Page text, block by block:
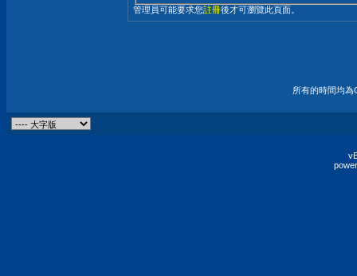
管理員可能要求您註冊後才可瀏覽此頁面。
所有的時間均為